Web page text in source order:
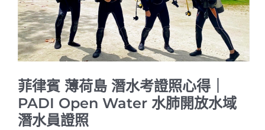
菲律賓 薄荷島 潛水考證照心得｜
PADI Open Water 水肺開放水域
潛水員證照